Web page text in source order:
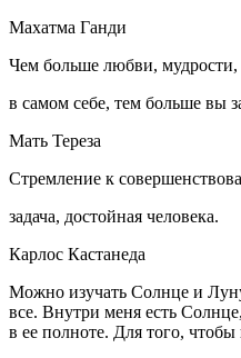
Махатма Ганди
Чем больше любви, мудрости,
в самом себе, тем больше вы
Мать Тереза
Стремление к
задача, достойная человека.
Карлос Кастанеда
Можно изучать Солнце и
все. Внутри меня есть
в ее полноте. Для того,